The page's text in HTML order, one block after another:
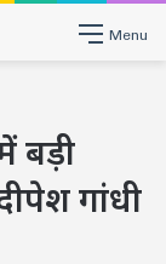
Menu
बड़ी
गांधी